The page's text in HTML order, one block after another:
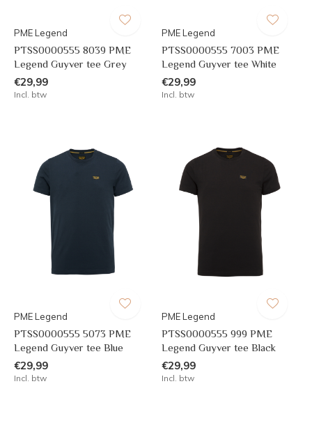
PME Legend
PTSS0000555 8039 PME
Legend Guyver tee Grey
€29,99
Incl. btw
PME Legend
PTSS0000555 7003 PME
Legend Guyver tee White
€29,99
Incl. btw
PME Legend
PTSS0000555 5073 PME
Legend Guyver tee Blue
€29,99
Incl. btw
PME Legend
PTSS0000555 999 PME
Legend Guyver tee Black
€29,99
Incl. btw